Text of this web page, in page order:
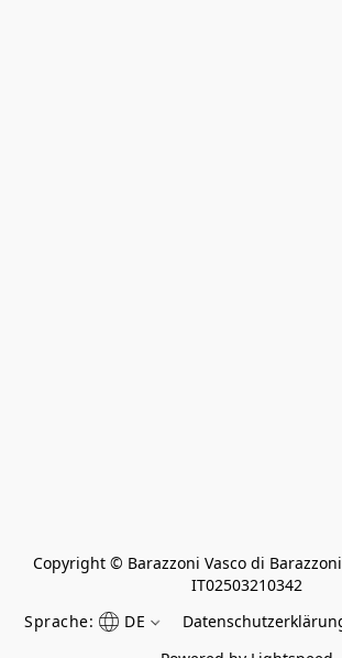
Copyright © Barazzoni Vasco di Barazzoni
IT02503210342
Sprache:
DE